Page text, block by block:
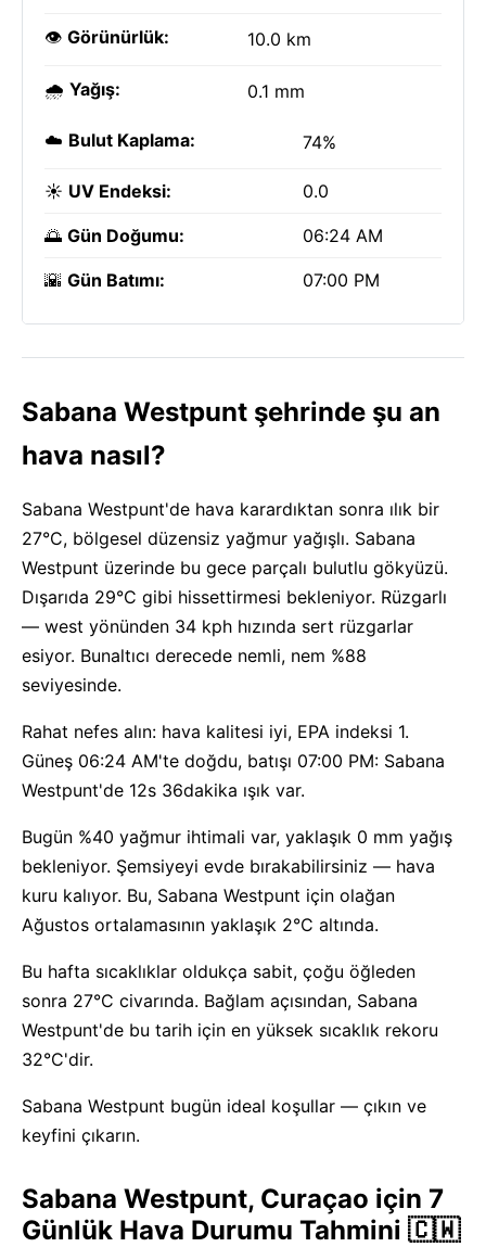
👁️ Görünürlük: 10.0 km
🌧️ Yağış: 0.1 mm
☁️ Bulut Kaplama: 74%
☀️ UV Endeksi: 0.0
🌅 Gün Doğumu: 06:24 AM
🌇 Gün Batımı: 07:00 PM
Sabana Westpunt şehrinde şu an
hava nasıl?
Sabana Westpunt'de hava karardıktan sonra ılık bir
27°C, bölgesel düzensiz yağmur yağışlı. Sabana
Westpunt üzerinde bu gece parçalı bulutlu gökyüzü.
Dışarıda 29°C gibi hissettirmesi bekleniyor. Rüzgarlı
— west yönünden 34 kph hızında sert rüzgarlar
esiyor. Bunaltıcı derecede nemli, nem %88
seviyesinde.
Rahat nefes alın: hava kalitesi iyi, EPA indeksi 1.
Güneş 06:24 AM'te doğdu, batışı 07:00 PM: Sabana
Westpunt'de 12s 36dakika ışık var.
Bugün %40 yağmur ihtimali var, yaklaşık 0 mm yağış
bekleniyor. Şemsiyeyi evde bırakabilirsiniz — hava
kuru kalıyor. Bu, Sabana Westpunt için olağan
Ağustos ortalamasının yaklaşık 2°C altında.
Bu hafta sıcaklıklar oldukça sabit, çoğu öğleden
sonra 27°C civarında. Bağlam açısından, Sabana
Westpunt'de bu tarih için en yüksek sıcaklık rekoru
32°C'dir.
Sabana Westpunt bugün ideal koşullar — çıkın ve
keyfini çıkarın.
Sabana Westpunt, Curaçao için 7
Günlük Hava Durumu Tahmini 🇨🇼